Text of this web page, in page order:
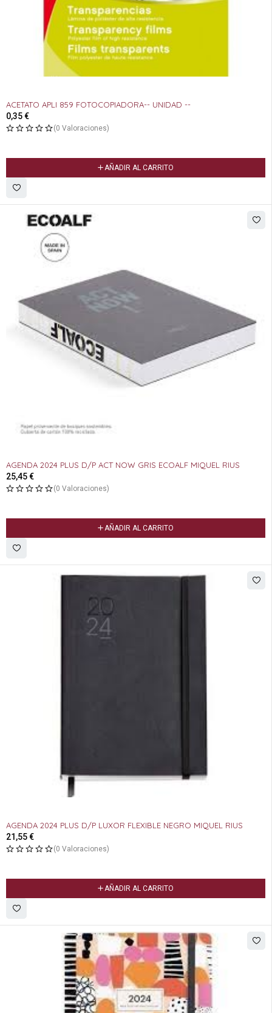
ACETATO APLI 859 FOTOCOPIADORA-- UNIDAD --
0,35€
(0 Valoraciones)
AÑADIR AL CARRITO
AGENDA 2024 PLUS D/P ACT NOW GRIS ECOALF MIQUEL RIUS
25,45€
(0 Valoraciones)
AÑADIR AL CARRITO
AGENDA 2024 PLUS D/P LUXOR FLEXIBLE NEGRO MIQUEL RIUS
21,55€
(0 Valoraciones)
AÑADIR AL CARRITO